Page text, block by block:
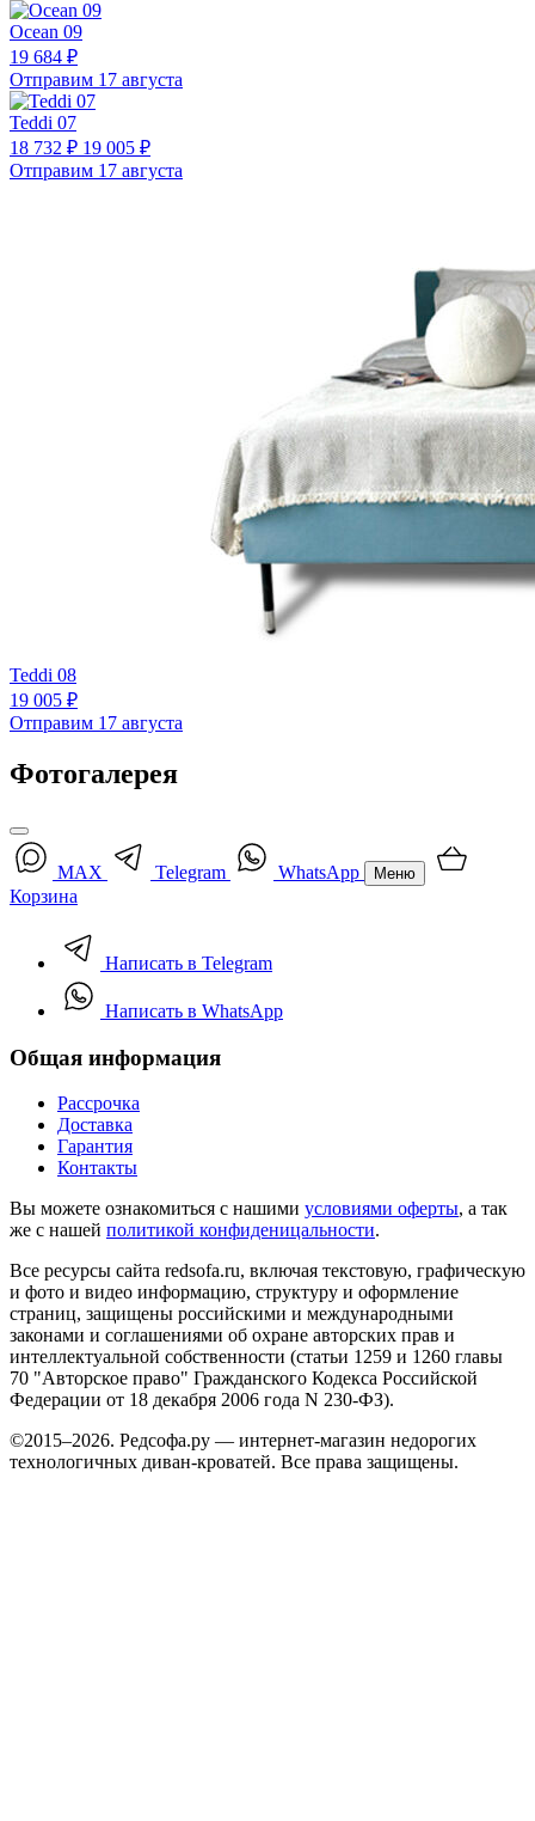
Ocean 09
19 684 ₽
Отправим 17 августа
Teddi 07
18 732 ₽ 19 005 ₽
Отправим 17 августа
Teddi 08
19 005 ₽
Отправим 17 августа
Фотогалерея
MAX Telegram WhatsApp Меню
Корзина
Написать в Telegram
Написать в WhatsApp
Общая информация
Рассрочка
Доставка
Гарантия
Контакты
Вы можете ознакомиться с нашими условиями оферты, а так
же с нашей политикой конфиденицальности.
Все ресурсы сайта redsofa.ru, включая текстовую, графическую
и фото и видео информацию, структуру и оформление
страниц, защищены российскими и международными
законами и соглашениями об охране авторских прав и
интеллектуальной собственности (статьи 1259 и 1260 главы
70 "Авторское право" Гражданского Кодекса Российской
Федерации от 18 декабря 2006 года N 230-ФЗ).
©2015–2026. Редсофа.ру — интернет-магазин недорогих
технологичных диван-кроватей. Все права защищены.